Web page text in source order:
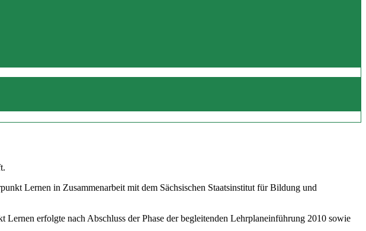
Lernen in Zusammenarbeit mit dem Sächsischen Staatsinstitut für Bildung und
erfolgte nach Abschluss der Phase der begleitenden Lehrplaneinführung 2010 sowie